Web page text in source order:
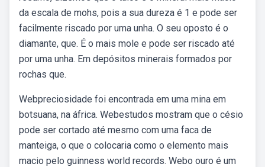
da escala de mohs, pois a sua dureza é 1 e pode ser
facilmente riscado por uma unha. O seu oposto é o
diamante, que. É o mais mole e pode ser riscado até
por uma unha. Em depósitos minerais formados por
rochas que.
Webpreciosidade foi encontrada em uma mina em
botsuana, na áfrica. Webestudos mostram que o césio
pode ser cortado até mesmo com uma faca de
manteiga, o que o colocaria como o elemento mais
macio pelo guinness world records. Webo ouro é um